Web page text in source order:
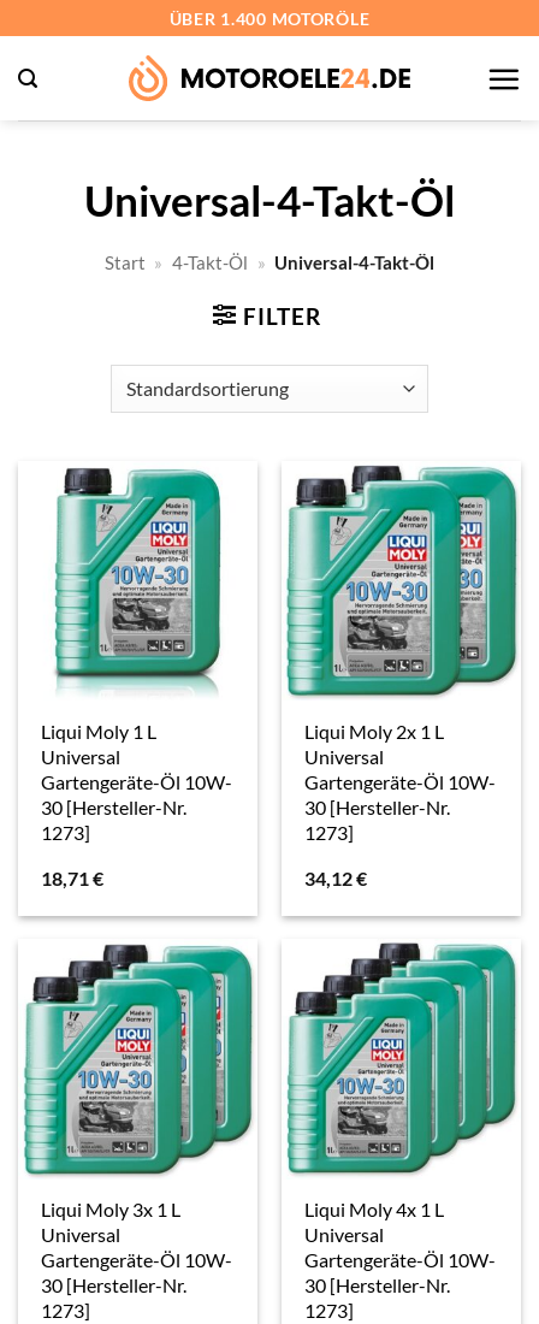
springen
ÜBER 1.400 MOTORÖLE
Universal-4-Takt-Öl
Start » 4-Takt-Öl » Universal-4-Takt-Öl
FILTER
Liqui Moly 1 L
Universal
Gartengeräte-Öl 10W-
30 [Hersteller-Nr.
1273]
18,71€
Liqui Moly 2x 1 L
Universal
Gartengeräte-Öl 10W-
30 [Hersteller-Nr.
1273]
34,12€
Liqui Moly 3x 1 L
Universal
Gartengeräte-Öl 10W-
30 [Hersteller-Nr.
1273]
Liqui Moly 4x 1 L
Universal
Gartengeräte-Öl 10W-
30 [Hersteller-Nr.
1273]